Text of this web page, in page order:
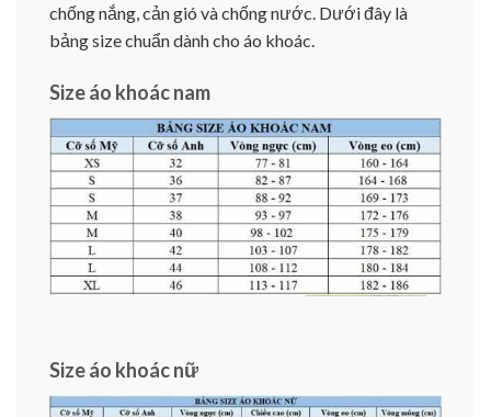
chống nắng, cản gió và chống nước. Dưới đây là
bảng size chuẩn dành cho áo khoác.
Size áo khoác nam
Size áo khoác nữ